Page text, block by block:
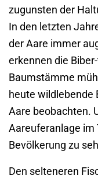
zugunsten der
In den letzten
der Aare immer
erkennen die
Baumstämme
heute wildlebende
Aare beobachten.
Aareuferanlage im
Bevölkerung zu
Den selteneren